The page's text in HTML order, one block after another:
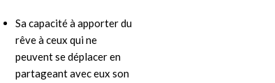
Sa capacité à apporter du
rêve à ceux qui ne
peuvent se déplacer en
partageant avec eux son